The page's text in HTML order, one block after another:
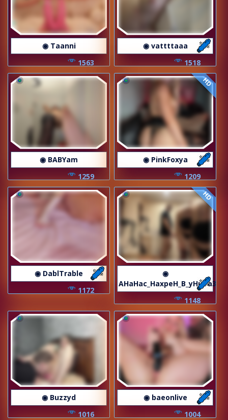
◉ Taanni
1563
◉ vattttaaa
1518
◉ BABYam
1259
HD
◉ PinkFoxya
1209
◉ DablTrable
1172
HD
◉
AHaHac_HaxpeH_B_yHuTa3
1148
◉ Buzzyd
1016
◉ baeonlive
1004